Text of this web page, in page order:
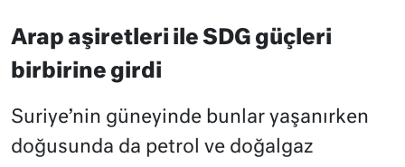
Arap aşiretleri ile SDG güçleri
birbirine girdi
Suriye’nin güneyinde bunlar yaşanırken
doğusunda da petrol ve doğalgaz